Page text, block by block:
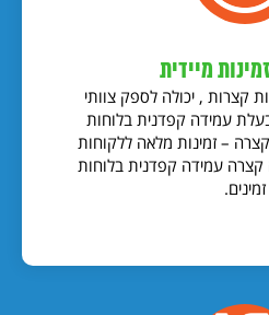
מיידית
קצרות , יכולה לספק צוותי
עמידה קפדנית בלוחות
– זמינות מלאה ללקוחות
עמידה קפדנית בלוחות
זמינים.